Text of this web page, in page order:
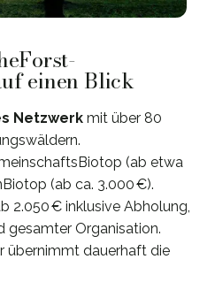
einen Blick
Netzwerk mit über 80
(ab etwa
(ab ca. 3.000 €).
2.050 € inklusive Abholung,
gesamter Organisation.
übernimmt dauerhaft die